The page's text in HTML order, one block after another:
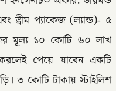
ড্রীম প্যাকেজ (ল্যান্ড)- ৫
মূল্য ১০ কোটি ৬০ লাখ
পেয়ে যাবেন একটি
৩ কোটি টাকায় স্টাইলিশ